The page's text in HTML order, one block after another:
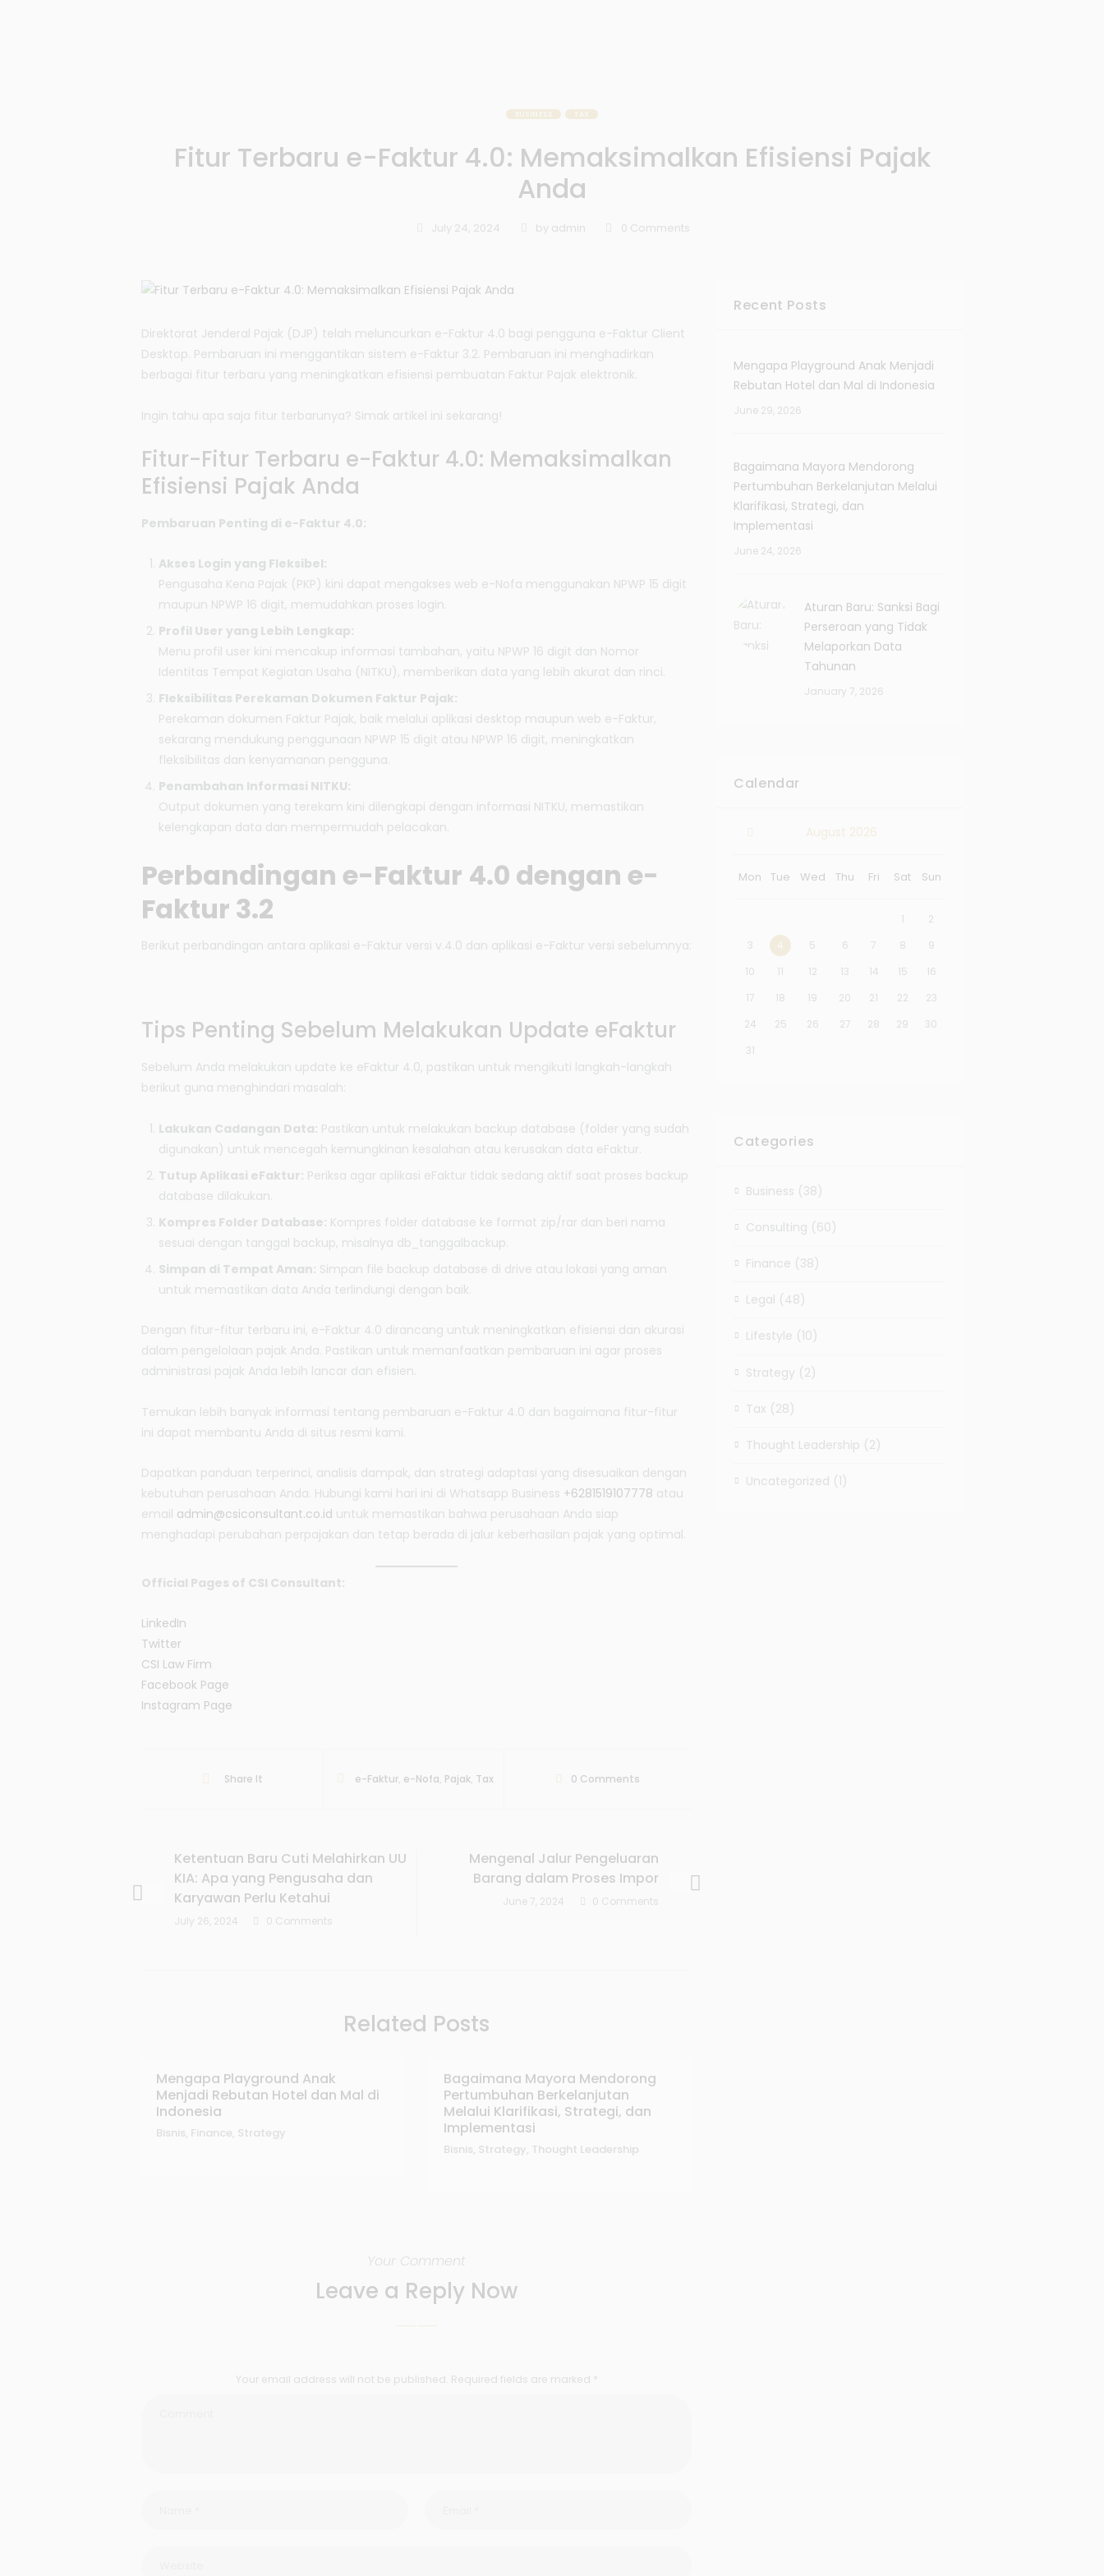
BUSINESS TAX
Fitur Terbaru e-Faktur 4.0: Memaksimalkan Efisiensi Pajak
Anda
July 24, 2024 by admin 0 Comments
Direktorat Jenderal Pajak (DJP) telah meluncurkan e-Faktur 4.0 bagi pengguna e-Faktur Client
Desktop. Pembaruan ini menggantikan sistem e-Faktur 3.2. Pembaruan ini menghadirkan
berbagai fitur terbaru yang meningkatkan efisiensi pembuatan Faktur Pajak elektronik.
Ingin tahu apa saja fitur terbarunya? Simak artikel ini sekarang!
Fitur-Fitur Terbaru e-Faktur 4.0: Memaksimalkan
Efisiensi Pajak Anda
Pembaruan Penting di e-Faktur 4.0:
Akses Login yang Fleksibel:
Pengusaha Kena Pajak (PKP) kini dapat mengakses web e-Nofa menggunakan NPWP 15 digit
maupun NPWP 16 digit, memudahkan proses login.
Profil User yang Lebih Lengkap:
Menu profil user kini mencakup informasi tambahan, yaitu NPWP 16 digit dan Nomor
Identitas Tempat Kegiatan Usaha (NITKU), memberikan data yang lebih akurat dan rinci.
Fleksibilitas Perekaman Dokumen Faktur Pajak:
Perekaman dokumen Faktur Pajak, baik melalui aplikasi desktop maupun web e-Faktur,
sekarang mendukung penggunaan NPWP 15 digit atau NPWP 16 digit, meningkatkan
fleksibilitas dan kenyamanan pengguna.
Penambahan Informasi NITKU:
Output dokumen yang terekam kini dilengkapi dengan informasi NITKU, memastikan
kelengkapan data dan mempermudah pelacakan.
Perbandingan e-Faktur 4.0 dengan e-
Faktur 3.2
Berikut perbandingan antara aplikasi e-Faktur versi v.4.0 dan aplikasi e-Faktur versi sebelumnya:
b
e
P
b
e
d
a
a
e
-
F
k
t
r
4
.
n
a
k
t
r
Tips Penting Sebelum Melakukan Update eFaktur
Sebelum Anda melakukan update ke eFaktur 4.0, pastikan untuk mengikuti langkah-langkah
berikut guna menghindari masalah:
Lakukan Cadangan Data: Pastikan untuk melakukan backup database (folder yang sudah
digunakan) untuk mencegah kemungkinan kesalahan atau kerusakan data eFaktur.
Tutup Aplikasi eFaktur: Periksa agar aplikasi eFaktur tidak sedang aktif saat proses backup
database dilakukan.
Kompres Folder Database: Kompres folder database ke format zip/rar dan beri nama
sesuai dengan tanggal backup, misalnya db_tanggalbackup.
Simpan di Tempat Aman: Simpan file backup database di drive atau lokasi yang aman
untuk memastikan data Anda terlindungi dengan baik.
Dengan fitur-fitur terbaru ini, e-Faktur 4.0 dirancang untuk meningkatkan efisiensi dan akurasi
dalam pengelolaan pajak Anda. Pastikan untuk memanfaatkan pembaruan ini agar proses
administrasi pajak Anda lebih lancar dan efisien.
Temukan lebih banyak informasi tentang pembaruan e-Faktur 4.0 dan bagaimana fitur-fitur
ini dapat membantu Anda di situs resmi kami.
Dapatkan panduan terperinci, analisis dampak, dan strategi adaptasi yang disesuaikan dengan
kebutuhan perusahaan Anda. Hubungi kami hari ini di Whatsapp Business +6281519107778 atau
email admin@csiconsultant.co.id untuk memastikan bahwa perusahaan Anda siap
menghadapi perubahan perpajakan dan tetap berada di jalur keberhasilan pajak yang optimal.
Official Pages of CSI Consultant:
LinkedIn
Twitter
CSI Law Firm
Facebook Page
Instagram Page
Share It e-Faktur, e-Nofa, Pajak, Tax 0 Comments
Ketentuan Baru Cuti Melahirkan UU
KIA: Apa yang Pengusaha dan
Karyawan Perlu Ketahui
July 26, 2024 0 Comments
Mengenal Jalur Pengeluaran
Barang dalam Proses Impor
June 7, 2024 0 Comments
Related Posts
Mengapa Playground Anak
Menjadi Rebutan Hotel dan Mal di
Indonesia
Bisnis, Finance, Strategy
Bagaimana Mayora Mendorong
Pertumbuhan Berkelanjutan
Melalui Klarifikasi, Strategi, dan
Implementasi
Bisnis, Strategy, Thought Leadership
Your Comment
Leave a Reply Now
Your email address will not be published. Required fields are marked *
Recent Posts
Mengapa Playground Anak Menjadi
Rebutan Hotel dan Mal di Indonesia
June 29, 2026
Bagaimana Mayora Mendorong
Pertumbuhan Berkelanjutan Melalui
Klarifikasi, Strategi, dan
Implementasi
June 24, 2026
Aturan Baru: Sanksi Bagi
Perseroan yang Tidak
Melaporkan Data
Tahunan
January 7, 2026
Calendar
August 2026
Mon Tue Wed Thu Fri Sat Sun
1
2
3
4 5 6 7 8
9
10
11 12 13 14 15
16
17
18 19 20 21 22
23
24
25 26 27 28 29
30
31
Categories
Business (38)
Consulting (60)
Finance (38)
Legal (48)
Lifestyle (10)
Strategy (2)
Tax (28)
Thought Leadership (2)
Uncategorized (1)